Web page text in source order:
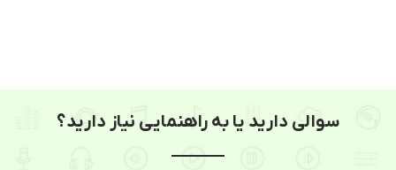
سوالی دارید یا به راهنمایی نیاز دارید؟